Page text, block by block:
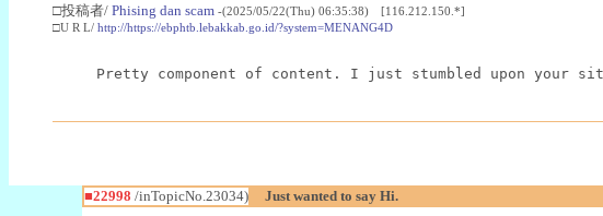
□投稿者/ Phising dan scam -(2025/05/22(Thu) 06:35:38) [116.212.150.*]
□U R L/ http://https://ebphtb.lebakkab.go.id/?system=MENANG4D
Pretty component of content. I just stumbled upon
■22998 /inTopicNo.23034) Just wanted to say Hi.